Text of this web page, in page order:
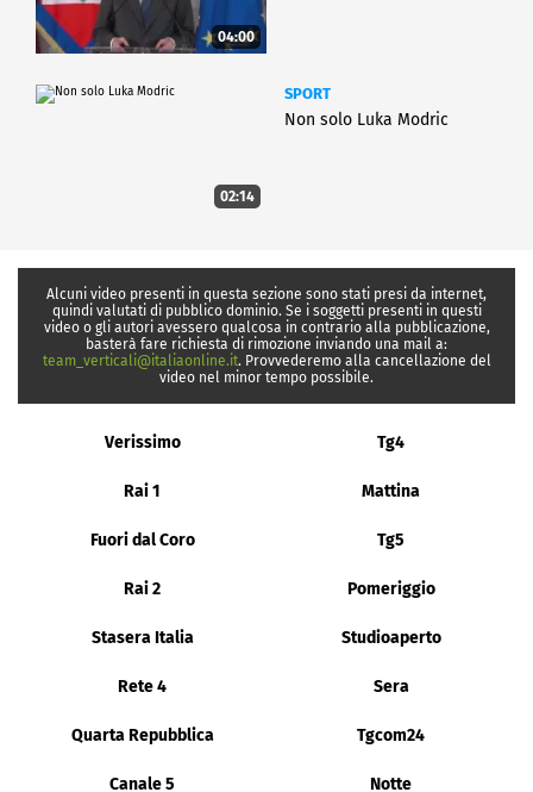
04:00
02:14
SPORT
Non solo Luka Modric
Alcuni video presenti in questa sezione sono stati presi da internet,
quindi valutati di pubblico dominio. Se i soggetti presenti in questi
video o gli autori avessero qualcosa in contrario alla pubblicazione,
basterà fare richiesta di rimozione inviando una mail a:
team_verticali@italiaonline.it. Provvederemo alla cancellazione del
video nel minor tempo possibile.
Verissimo Tg4
Rai 1 Mattina
Fuori dal Coro Tg5
Rai 2 Pomeriggio
Stasera Italia Studioaperto
Rete 4 Sera
Quarta Repubblica Tgcom24
Canale 5 Notte